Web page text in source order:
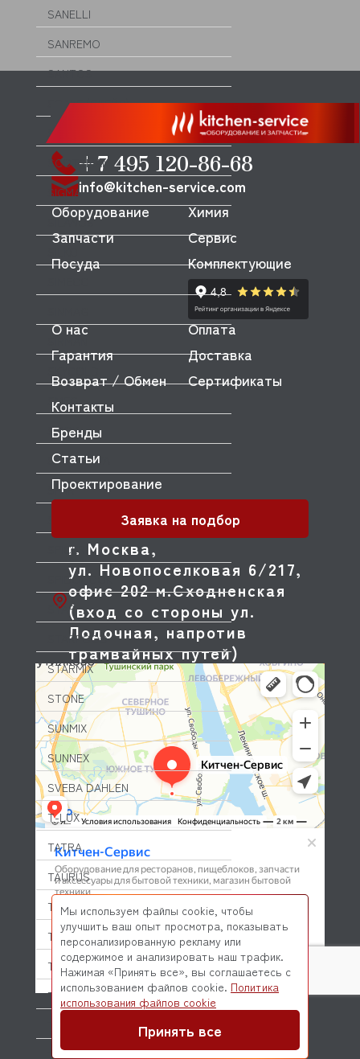
SANELLI
SANREMO
SANTOS
SCALE (СКЕЙЛ)
SCHOLL
SCOTSMAN
SIGMA
SILANOS
SMEG
SMOKI
SOTTORIVA
SPAR
SPICER
SPIDOCOOK
STAR
STARFOOD
STARMIX
STONE
SUNMIX
SUNNEX
SVEBA DAHLEN
T-LUX
TATRA
TAURUS
TAYLOR
TECNODOM
TECNOEKA
TECNOINOX
THERMOPLAN
+7 495 120-86-68
info@kitchen-service.com
г. Москва,
ул. Новопоселковая 6/217,
офис 202 м.Сходненская
(вход со стороны ул.
Лодочная, напротив
трамвайных путей)
Оборудование
Запчасти
Посуда
Химия
Сервис
Комплектующие
О нас
Оплата
Гарантия
Доставка
Возврат / Обмен
Сертификаты
Контакты
Бренды
Статьи
Проектирование
Заявка на подбор
© 2026 Kitchen-Service.com Интернет-магазин запчастей
и оборудования профессиональной кухни
Мы используем файлы cookie, чтобы
улучшить ваш опыт просмотра, показывать
персонализированную рекламу или
содержимое и анализировать наш трафик.
Нажимая «Принять все», вы соглашаетесь с
использованием файлов cookie. Политика
использования файлов cookie
Принять все